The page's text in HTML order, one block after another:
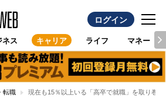
ログイン
ネス キャリア ライフ マネー
転職 現在も15％以上いる「高卒で就職」を取り巻